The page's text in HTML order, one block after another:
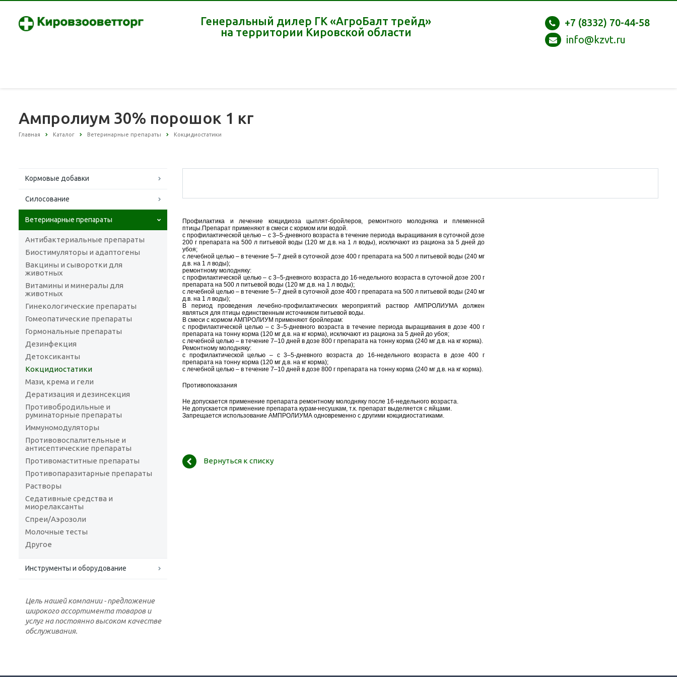
Генеральный дилер ГК «АгроБалт трейд»
на территории Кировской области
+7 (8332) 70-44-58
info@kzvt.ru
Ампролиум 30% порошок 1 кг
Главная Каталог Ветеринарные препараты Кокцидиостатики
Кормовые добавки
Силосование
Ветеринарные препараты
Антибактериальные препараты
Биостимуляторы и адаптогены
Вакцины и сыворотки для
животных
Витамины и минералы для
животных
Гинекологические препараты
Гомеопатические препараты
Гормональные препараты
Дезинфекция
Детоксиканты
Кокцидиостатики
Мази, крема и гели
Дератизация и дезинсекция
Противобродильные и
руминаторные препараты
Иммуномодуляторы
Противовоспалительные и
антисептические препараты
Противомаститные препараты
Противопаразитарные препараты
Растворы
Седативные средства и
миорелаксанты
Спреи/Аэрозоли
Молочные тесты
Другое
Инструменты и оборудование
Цель нашей компании - предложение
широкого ассортимента товаров и
услуг на постоянно высоком качестве
обслуживания.
Профилактика и лечение кокцидиоза цыплят-бройлеров, ремонтного молодняка и племенной
птицы.Препарат применяют в смеси с кормом или водой.
с профилактической целью – с 3–5-дневного возраста в течение периода выращивания в суточной дозе
200 г препарата на 500 л питьевой воды (120 мг д.в. на 1 л воды), исключают из рациона за 5 дней до
убоя;
с лечебной целью – в течение 5–7 дней в суточной дозе 400 г препарата на 500 л питьевой воды (240 мг
д.в. на 1 л воды);
ремонтному молодняку:
с профилактической целью – с 3–5-дневного возраста до 16-недельного возраста в суточной дозе 200 г
препарата на 500 л питьевой воды (120 мг д.в. на 1 л воды);
с лечебной целью – в течение 5–7 дней в суточной дозе 400 г препарата на 500 л питьевой воды (240 мг
д.в. на 1 л воды);
В период проведения лечебно-профилактических мероприятий раствор АМПРОЛИУМА должен
являться для птицы единственным источником питьевой воды.
В смеси с кормом АМПРОЛИУМ применяют бройлерам:
с профилактической целью – с 3–5-дневного возраста в течение периода выращивания в дозе 400 г
препарата на тонну корма (120 мг д.в. на кг корма), исключают из рациона за 5 дней до убоя;
с лечебной целью – в течение 7–10 дней в дозе 800 г препарата на тонну корма (240 мг д.в. на кг корма).
Ремонтному молодняку:
с профилактической целью – с 3–5-дневного возраста до 16-недельного возраста в дозе 400 г
препарата на тонну корма (120 мг д.в. на кг корма);
с лечебной целью – в течение 7–10 дней в дозе 800 г препарата на тонну корма (240 мг д.в. на кг корма).
Противопоказания
Не допускается применение препарата ремонтному молодняку после 16-недельного возраста.
Не допускается применение препарата курам-несушкам, т.к. препарат выделяется с яйцами.
Запрещается использование АМПРОЛИУМА одновременно с другими кокцидиостатиками.
Вернуться к списку